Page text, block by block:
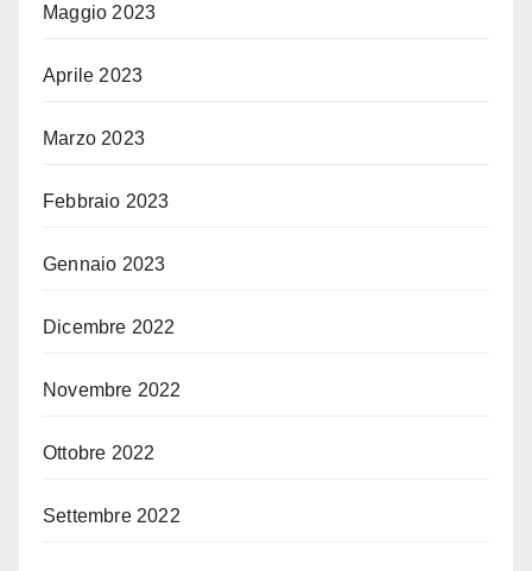
Maggio 2023
Aprile 2023
Marzo 2023
Febbraio 2023
Gennaio 2023
Dicembre 2022
Novembre 2022
Ottobre 2022
Settembre 2022